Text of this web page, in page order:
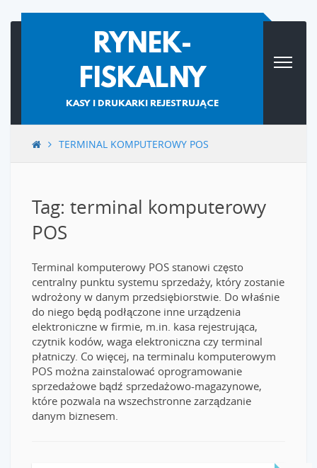
RYNEK-
FISKALNY
KASY I DRUKARKI REJESTRUJĄCE
TERMINAL KOMPUTEROWY POS
Tag: terminal komputerowy
POS
Terminal komputerowy POS stanowi często
centralny punktu systemu sprzedaży, który zostanie
wdrożony w danym przedsiębiorstwie. Do właśnie
do niego będą podłączone inne urządzenia
elektroniczne w firmie, m.in. kasa rejestrująca,
czytnik kodów, waga elektroniczna czy terminal
płatniczy. Co więcej, na terminalu komputerowym
POS można zainstalować oprogramowanie
sprzedażowe bądź sprzedażowo-magazynowe,
które pozwala na wszechstronne zarządzanie
danym biznesem.